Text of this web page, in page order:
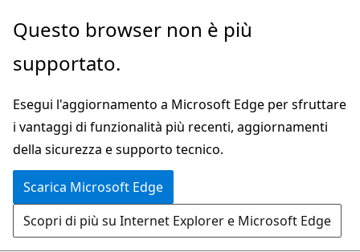
Ignora
passa
contenuto
principale
Questo browser non è più
supportato.
Esegui l'aggiornamento a Microsoft Edge per sfruttare
i vantaggi di funzionalità più recenti, aggiornamenti
della sicurezza e supporto tecnico.
Scarica Microsoft Edge
Scopri di più su Internet Explorer e Microsoft Edge